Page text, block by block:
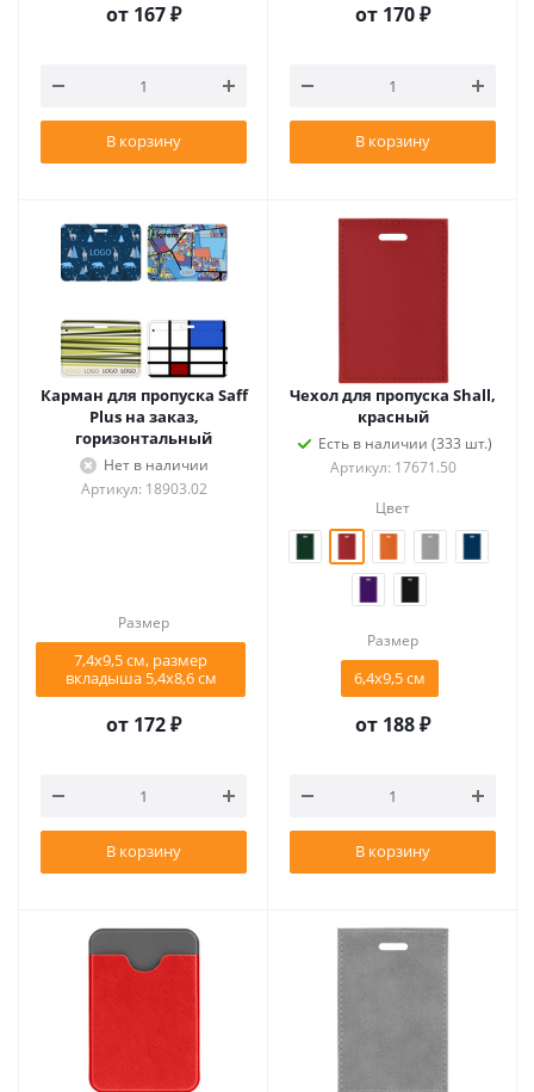
от 167 ₽
В корзину
от 170 ₽
В корзину
Карман для пропуска Saff
Plus на заказ,
горизонтальный
Нет в наличии
Артикул: 18903.02
Размер
7,4x9,5 см, размер
вкладыша 5,4x8,6 см
от 172 ₽
В корзину
Чехол для пропуска Shall,
красный
Есть в наличии (333 шт.)
Артикул: 17671.50
Цвет
Размер
6,4х9,5 см
от 188 ₽
В корзину